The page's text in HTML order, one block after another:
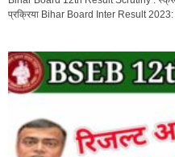
प्रक्रिया Bihar Board Inter Result 2023: